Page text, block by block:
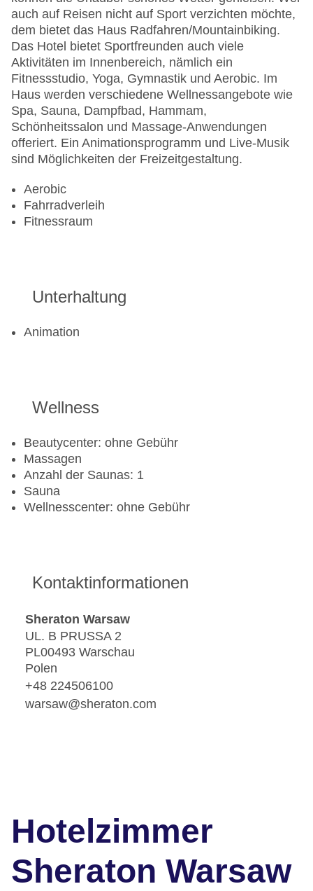
auch auf Reisen nicht auf Sport verzichten möchte,
dem bietet das Haus Radfahren/Mountainbiking.
Das Hotel bietet Sportfreunden auch viele
Aktivitäten im Innenbereich, nämlich ein
Fitnessstudio, Yoga, Gymnastik und Aerobic. Im
Haus werden verschiedene Wellnessangebote wie
Spa, Sauna, Dampfbad, Hammam,
Schönheitssalon und Massage-Anwendungen
offeriert. Ein Animationsprogramm und Live-Musik
sind Möglichkeiten der Freizeitgestaltung.
Aerobic
Fahrradverleih
Fitnessraum
Unterhaltung
Animation
Wellness
Beautycenter: ohne Gebühr
Massagen
Anzahl der Saunas: 1
Sauna
Wellnesscenter: ohne Gebühr
Kontaktinformationen
Sheraton Warsaw
UL. B PRUSSA 2
PL00493 Warschau
Polen
+48 224506100
warsaw@sheraton.com
Hotelzimmer
Sheraton Warsaw